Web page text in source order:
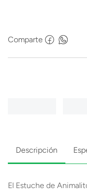
Comparte
Descripción
El Estuche de